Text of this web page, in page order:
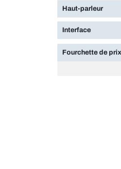
Haut-parleur
Interface
Fourchette de prix